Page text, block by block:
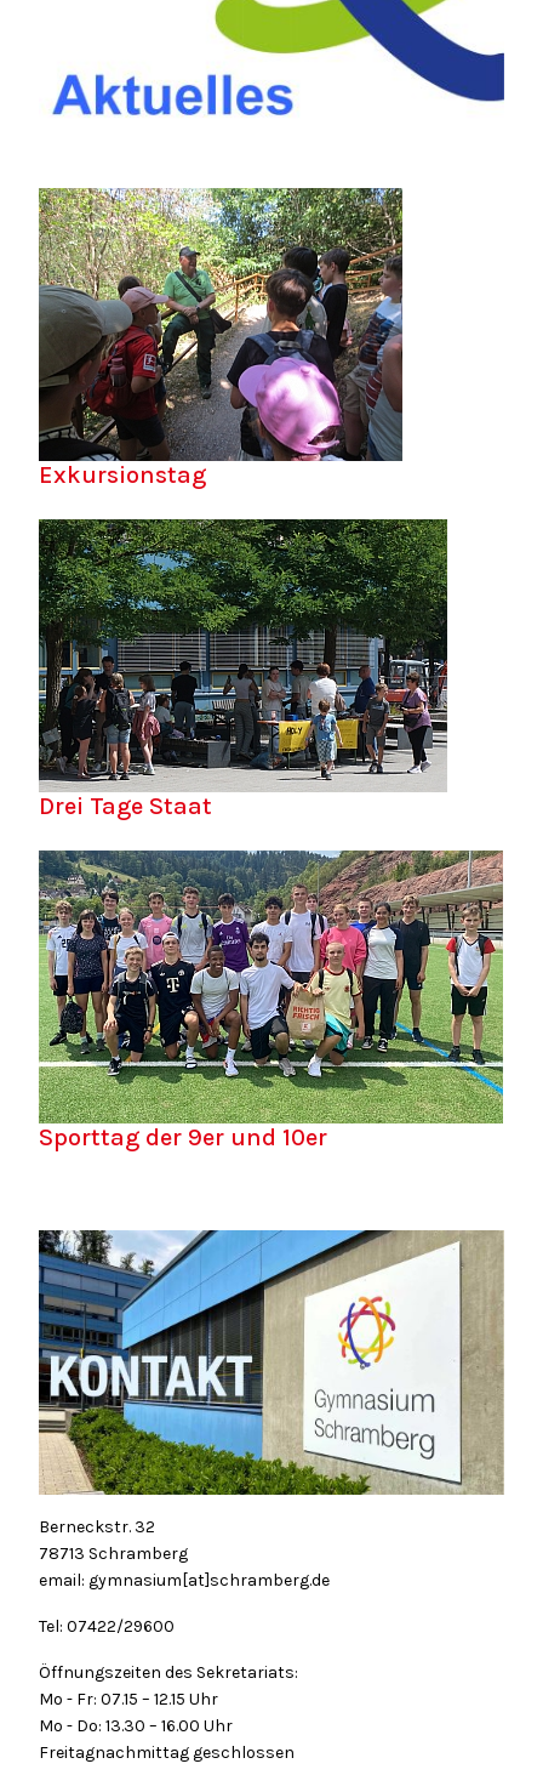
Exkursionstag
Drei Tage Staat
Sporttag der 9er und 10er
Berneckstr. 32
78713 Schramberg
email: gymnasium[at]schramberg.de
Tel: 07422/29600
Öffnungszeiten des Sekretariats:
Mo - Fr: 07.15 – 12.15 Uhr
Mo - Do: 13.30 – 16.00 Uhr
Freitagnachmittag geschlossen